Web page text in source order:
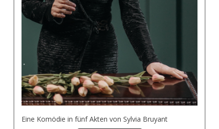
Eine Komödie in fünf Akten von Sylvia Bruyant